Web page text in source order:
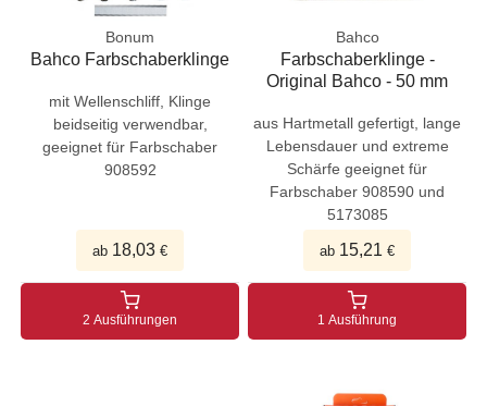
Bonum
Bahco Farbschaberklinge
mit Wellenschliff, Klinge
beidseitig verwendbar,
geeignet für Farbschaber
908592
ab 18,03 €
2 Ausführungen
Bahco
Farbschaberklinge -
Original Bahco - 50 mm
aus Hartmetall gefertigt, lange
Lebensdauer und extreme
Schärfe geeignet für
Farbschaber 908590 und
5173085
ab 15,21 €
1 Ausführung